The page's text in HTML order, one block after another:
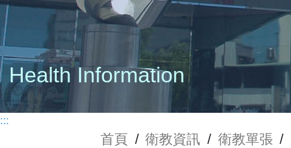
Health Information
:::
首頁 / 衛教資訊 / 衛教單張 /